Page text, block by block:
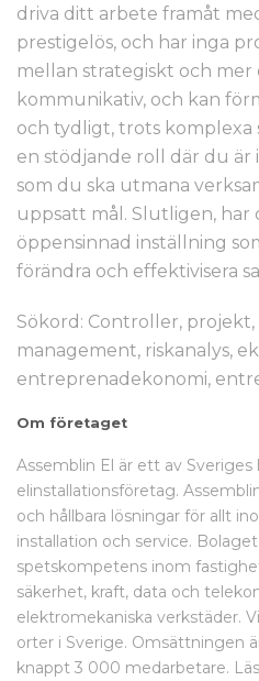
driva ditt arbete framåt
prestigelös, och har inga
mellan strategiskt och
kommunikativ, och kan
och tydligt, trots komplexa
en stödjande roll där du är
som du ska utmana
uppsatt mål. Slutligen, har
öppensinnad inställning
förändra och effektivisera
Sökord: Controller,
management, riskanalys,
entreprenadekonomi,
Om företaget
Assemblin El är ett av Sveriges
elinstallationsföretag.
och hållbara lösningar för allt
installation och service.
spetskompetens inom
säkerhet, kraft, data och
elektromekaniska verkstäder.
orter i Sverige. Omsättningen
knappt 3 000 medarbetare.